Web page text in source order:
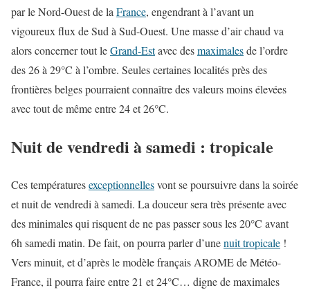
par le Nord-Ouest de laFrance, engendrant à l’avant un
vigoureux flux de Sud à Sud-Ouest. Une masse d’air chaud va
alors concerner tout leGrand-Estavec desmaximalesde l’ordre
des 26 à 29°C à l’ombre. Seules certaines localités près des
frontières belges pourraient connaître des valeurs moins élevées
avec tout de même entre 24 et 26°C.
Nuit de vendredi à samedi : tropicale
Ces températuresexceptionnellesvont se poursuivre dans la soirée
et nuit de vendredi à samedi. La douceur sera très présente avec
des minimales qui risquent de ne pas passer sous les 20°C avant
6h samedi matin. De fait, on pourra parler d’unenuit tropicale !
Vers minuit, et d’après le modèle français AROME de Météo-
France, il pourra faire entre 21 et 24°C… digne de maximales